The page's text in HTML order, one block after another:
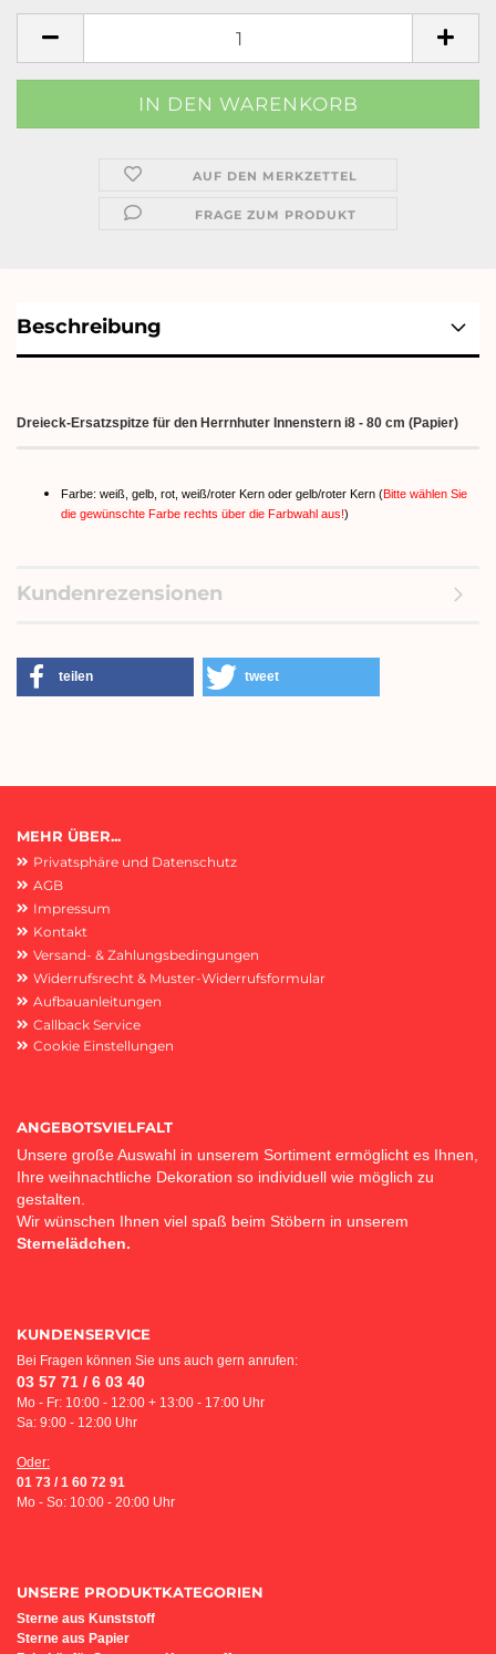
AUF DEN MERKZETTEL
FRAGE ZUM PRODUKT
Beschreibung
Dreieck-Ersatzspitze für den Herrnhuter Innenstern i8 - 80 cm (Papier)
Farbe: weiß, gelb, rot, weiß/roter Kern oder gelb/roter Kern (Bitte wählen Sie
die gewünschte Farbe rechts über die Farbwahl aus!)
Kundenrezensionen
teilen tweet
MEHR ÜBER...
Privatsphäre und Datenschutz
AGB
Impressum
Kontakt
Versand- & Zahlungsbedingungen
Widerrufsrecht & Muster-Widerrufsformular
Aufbauanleitungen
Callback Service
Cookie Einstellungen
ANGEBOTSVIELFALT
Unsere große Auswahl in unserem Sortiment ermöglicht es Ihnen,
Ihre weihnachtliche Dekoration so individuell wie möglich zu
gestalten.
Wir wünschen Ihnen viel spaß beim Stöbern in unserem
Sternelädchen.
KUNDENSERVICE
Bei Fragen können Sie uns auch gern anrufen:
03 57 71 / 6 03 40
Mo - Fr: 10:00 - 12:00 + 13:00 - 17:00 Uhr
Sa: 9:00 - 12:00 Uhr
Oder:
01 73 / 1 60 72 91
Mo - So: 10:00 - 20:00 Uhr
UNSERE PRODUKTKATEGORIEN
Sterne aus Kunststoff
Sterne aus Papier